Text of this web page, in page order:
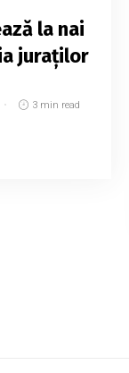
la nai
juraților
3 min read